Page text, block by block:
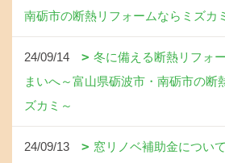
南砺市の断熱リフォームならミズカ
24/09/14
冬に備える断熱リフォ
まいへ～富山県砺波市・南砺市の断
ズカミ～
24/09/13
窓リノベ補助金につい